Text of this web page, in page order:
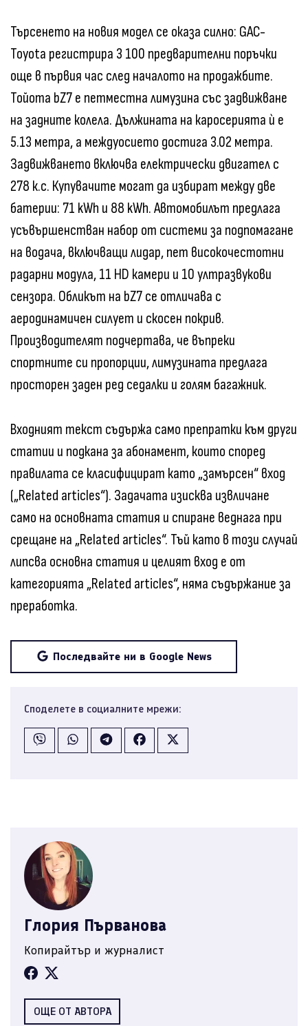
Търсенето на новия модел се оказа силно: GAC-
Toyota регистрира 3 100 предварителни поръчки
още в първия час след началото на продажбите.
Тойота bZ7 е петместна лимузина със задвижване
на задните колела. Дължината на каросерията ѝ е
5.13 метра, а междуосието достига 3.02 метра.
Задвижването включва електрически двигател с
278 к.с. Купувачите могат да избират между две
батерии: 71 kWh и 88 kWh. Автомобилът предлага
усъвършенстван набор от системи за подпомагане
на водача, включващи лидар, пет високочестотни
радарни модула, 11 HD камери и 10 ултразвукови
сензора. Обликът на bZ7 се отличава с
аеродинамичен силует и скосен покрив.
Производителят подчертава, че въпреки
спортните си пропорции, лимузината предлага
просторен заден ред седалки и голям багажник.
Входният текст съдържа само препратки към други
статии и подкана за абонамент, които според
правилата се класифицират като „замърсен“ вход
(„Related articles“). Задачата изисква извличане
само на основната статия и спиране веднага при
срещане на „Related articles“. Тъй като в този случай
липсва основна статия и целият вход е от
категорията „Related articles“, няма съдържание за
преработка.
Последвайте ни в Google News
Споделете в социалните мрежи:
Глория Първанова
Копирайтър и журналист
ОЩЕ ОТ АВТОРА